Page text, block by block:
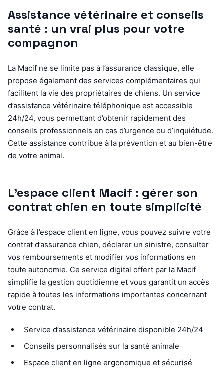
Assistance vétérinaire et conseils
santé : un vrai plus pour votre
compagnon
La Macif ne se limite pas à l’assurance classique, elle
propose également des services complémentaires qui
facilitent la vie des propriétaires de chiens. Un service
d’assistance vétérinaire téléphonique est accessible
24h/24, vous permettant d’obtenir rapidement des
conseils professionnels en cas d’urgence ou d’inquiétude.
Cette assistance contribue à la prévention et au bien-être
de votre animal.
L’espace client Macif : gérer son
contrat chien en toute simplicité
Grâce à l’espace client en ligne, vous pouvez suivre votre
contrat d’assurance chien, déclarer un sinistre, consulter
vos remboursements et modifier vos informations en
toute autonomie. Ce service digital offert par la Macif
simplifie la gestion quotidienne et vous garantit un accès
rapide à toutes les informations importantes concernant
votre contrat.
Service d’assistance vétérinaire disponible 24h/24
Conseils personnalisés sur la santé animale
Espace client en ligne ergonomique et sécurisé